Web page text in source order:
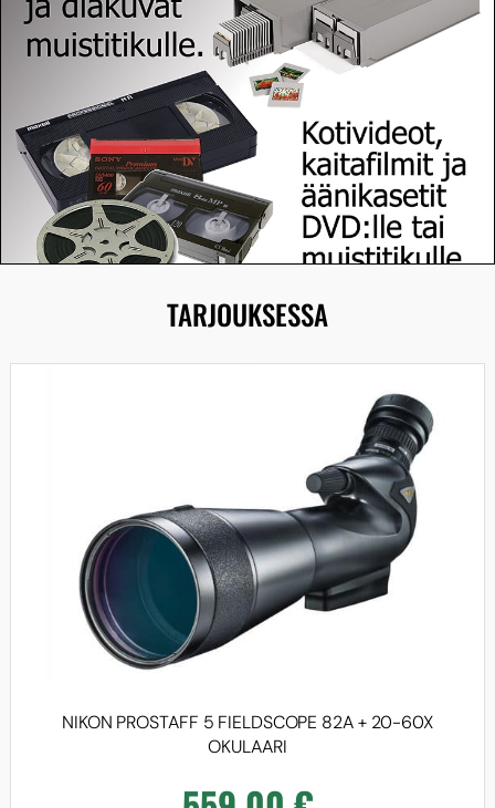
TARJOUKSESSA
NIKON PROSTAFF 5 FIELDSCOPE 82A + 20-60X
OKULAARI